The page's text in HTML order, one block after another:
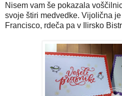
Nisem vam še pokazala
svoje štiri medvedke. Vijolična
Francisco, rdeča pa v Ilirsko